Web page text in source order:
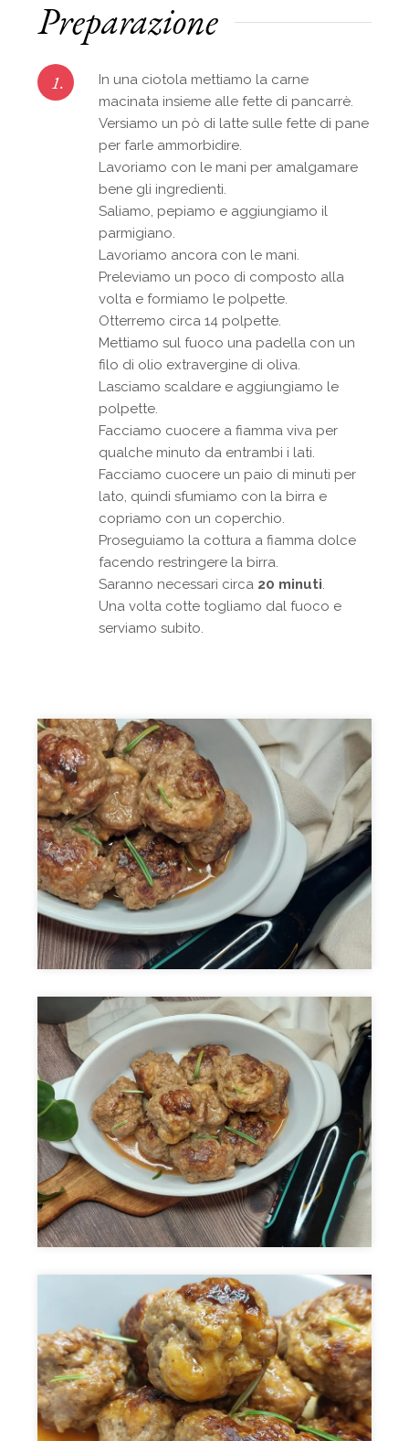
Preparazione
1.
In una ciotola mettiamo la carne
macinata insieme alle fette di pancarrè.
Versiamo un pò di latte sulle fette di pane
per farle ammorbidire.
Lavoriamo con le mani per amalgamare
bene gli ingredienti.
Saliamo, pepiamo e aggiungiamo il
parmigiano.
Lavoriamo ancora con le mani.
Preleviamo un poco di composto alla
volta e formiamo le polpette.
Otterremo circa 14 polpette.
Mettiamo sul fuoco una padella con un
filo di olio extravergine di oliva.
Lasciamo scaldare e aggiungiamo le
polpette.
Facciamo cuocere a fiamma viva per
qualche minuto da entrambi i lati.
Facciamo cuocere un paio di minuti per
lato, quindi sfumiamo con la birra e
copriamo con un coperchio.
Proseguiamo la cottura a fiamma dolce
facendo restringere la birra.
Saranno necessari circa 20 minuti.
Una volta cotte togliamo dal fuoco e
serviamo subito.